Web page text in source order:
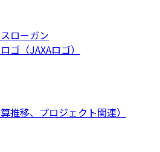
ローガン
ゴ（JAXAロゴ）
推移、プロジェクト関連）